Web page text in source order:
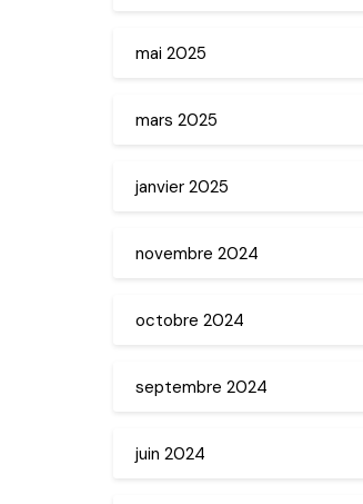
mai 2025
mars 2025
janvier 2025
novembre 2024
octobre 2024
septembre 2024
juin 2024